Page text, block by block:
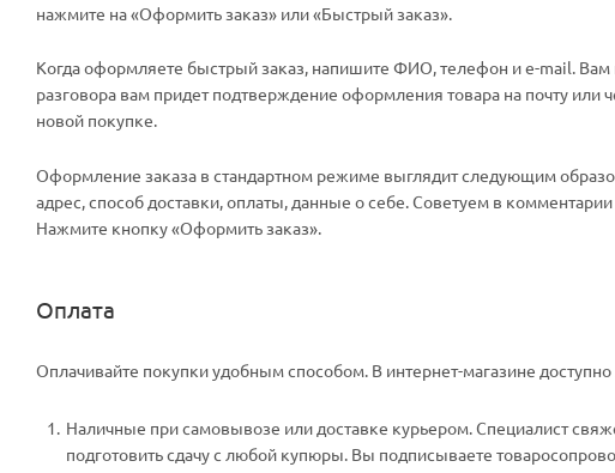
нажмите на «Оформить заказ» или «Быстрый заказ».
Когда оформляете быстрый заказ, напишите ФИО, телефон и e-mail. Вам
разговора вам придет подтверждение оформления товара на почту или
новой покупке.
Оформление заказа в стандартном режиме выглядит следующим
адрес, способ доставки, оплаты, данные о себе. Советуем в
Нажмите кнопку «Оформить заказ».
Оплата
Оплачивайте покупки удобным способом. В интернет-магазине доступно
Наличные при самовывозе или доставке курьером. Специалист
подготовить сдачу с любой купюры. Вы подписываете